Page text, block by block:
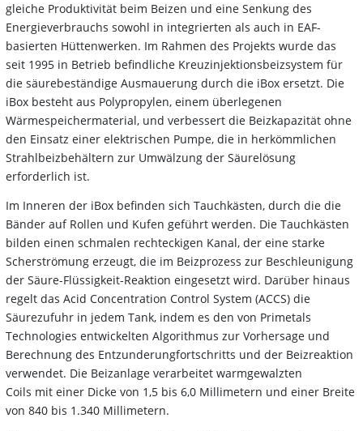
gleiche Produktivität beim Beizen und eine Senkung des
Energieverbrauchs sowohl in integrierten als auch in EAF-
basierten Hüttenwerken. Im Rahmen des Projekts wurde das
seit 1995 in Betrieb befindliche Kreuzinjektionsbeizsystem für
die säurebeständige Ausmauerung durch die iBox ersetzt. Die
iBox besteht aus Polypropylen, einem überlegenen
Wärmespeichermaterial, und verbessert die Beizkapazität ohne
den Einsatz einer elektrischen Pumpe, die in herkömmlichen
Strahlbeizbehältern zur Umwälzung der Säurelösung
erforderlich ist.
Im Inneren der iBox befinden sich Tauchkästen, durch die die
Bänder auf Rollen und Kufen geführt werden. Die Tauchkästen
bilden einen schmalen rechteckigen Kanal, der eine starke
Scherströmung erzeugt, die im Beizprozess zur Beschleunigung
der Säure-Flüssigkeit-Reaktion eingesetzt wird. Darüber hinaus
regelt das Acid Concentration Control System (ACCS) die
Säurezufuhr in jedem Tank, indem es den von Primetals
Technologies entwickelten Algorithmus zur Vorhersage und
Berechnung des Entzunderungfortschritts und der Beizreaktion
verwendet. Die Beizanlage verarbeitet warmgewalzten
Coils mit einer Dicke von 1,5 bis 6,0 Millimetern und einer Breite
von 840 bis 1.340 Millimetern.